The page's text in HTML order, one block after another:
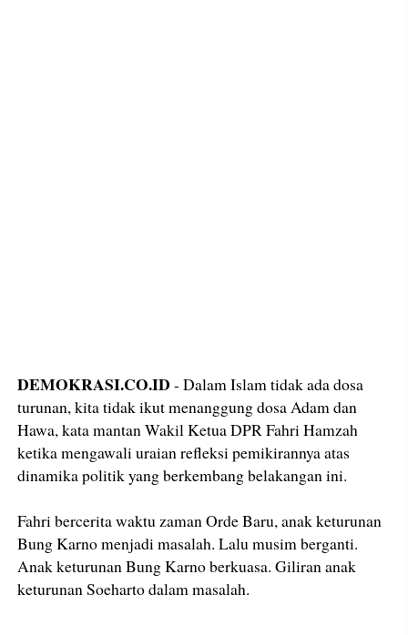
DEMOKRASI.CO.ID - Dalam Islam tidak ada dosa
turunan, kita tidak ikut menanggung dosa Adam dan
Hawa, kata mantan Wakil Ketua DPR Fahri Hamzah
ketika mengawali uraian refleksi pemikirannya atas
dinamika politik yang berkembang belakangan ini.
Fahri bercerita waktu zaman Orde Baru, anak keturunan
Bung Karno menjadi masalah. Lalu musim berganti.
Anak keturunan Bung Karno berkuasa. Giliran anak
keturunan Soeharto dalam masalah.